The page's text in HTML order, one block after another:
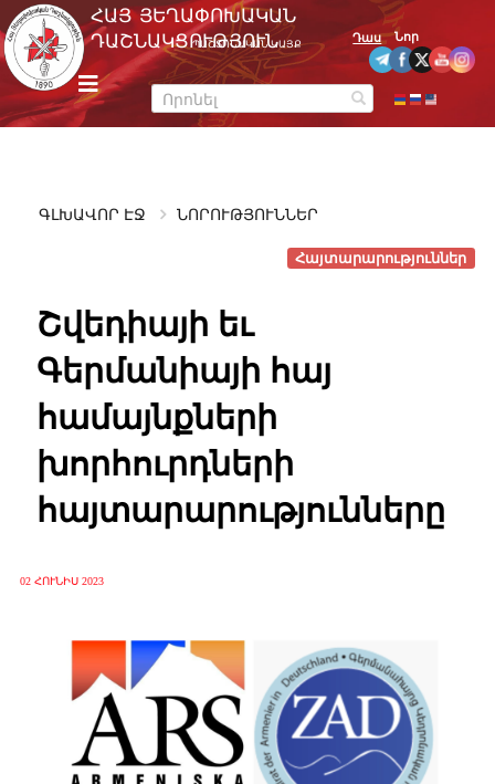
Skip
to
content
m
e
n
u
ՀԱՅ ՅԵՂԱՓՈԽԱԿԱՆ
ԴԱՇՆԱԿՑՈՒԹՅՈՒՆ
ՊԱՇՏՈՆԱԿԱՆ ԿԱՅՔ
Դաս Նոր
ԳԼԽԱՎՈՐ ԷՋ ՆՈՐՈՒԹՅՈՒՆՆԵՐ
Հայտարարություններ
Շվեդիայի եւ
Գերմանիայի հայ
համայնքների
խորհուրդների
հայտարարությունները
02 ՀՈՒՆԻՍ 2023